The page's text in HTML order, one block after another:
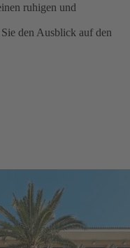
ruhigen und
den Ausblick auf den